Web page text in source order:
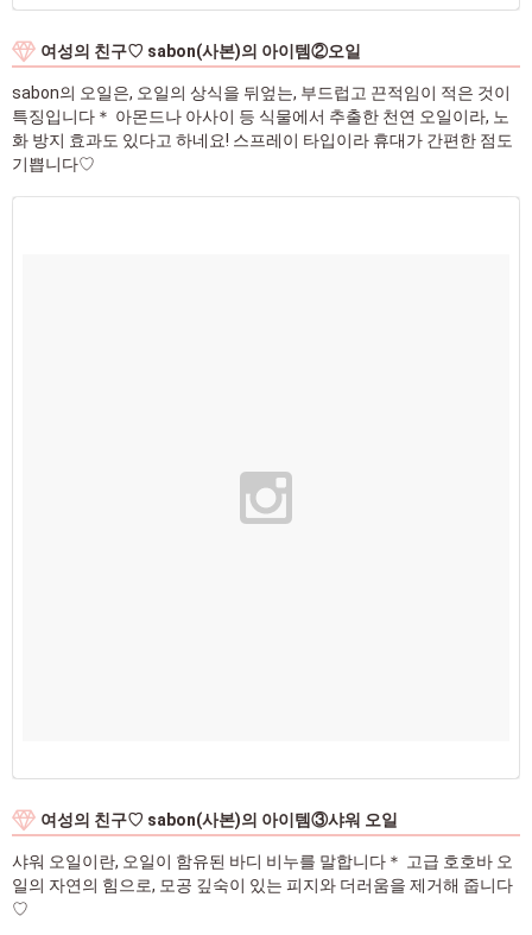
여성의 친구♡ sabon(사본)의 아이템②오일
sabon의 오일은, 오일의 상식을 뒤엎는, 부드럽고 끈적임이 적은 것이
특징입니다＊ 아몬드나 아사이 등 식물에서 추출한 천연 오일이라, 노
화 방지 효과도 있다고 하네요! 스프레이 타입이라 휴대가 간편한 점도
기쁩니다♡
여성의 친구♡ sabon(사본)의 아이템③샤워 오일
샤워 오일이란, 오일이 함유된 바디 비누를 말합니다＊ 고급 호호바 오
일의 자연의 힘으로, 모공 깊숙이 있는 피지와 더러움을 제거해 줍니다
♡